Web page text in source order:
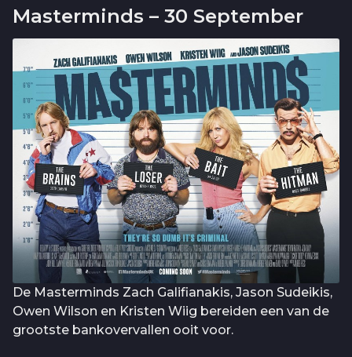
Masterminds – 30 September
De Masterminds Zach Galifianakis, Jason Sudeikis,
Owen Wilson en Kristen Wiig bereiden een van de
grootste bankovervallen ooit voor.